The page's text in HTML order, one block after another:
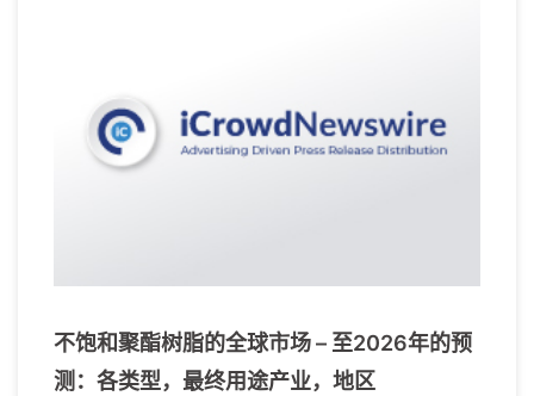
不饱和聚酯树脂的全球市场 – 至2026年的预
测：各类型，最终用途产业，地区